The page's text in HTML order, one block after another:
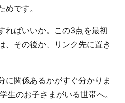
です。
ればいいか。この3点を最初
、その後か、リンク先に置き
に関係あるかがすぐ分かりま
生のお子さまがいる世帯へ。